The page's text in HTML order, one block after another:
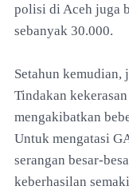
polisi di Aceh juga
sebanyak 30.000.
Setahun
Tindakan
mengakibatkan
Untuk mengatasi
serangan besar-
keberhasilan